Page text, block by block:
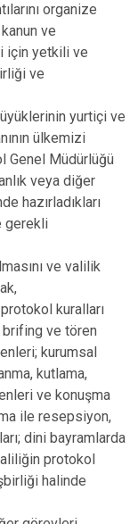
organize
ve
için yetkili ve
ve
yurtiçi ve
ülkemizi
Genel Müdürlüğü
veya diğer
hazırladıkları
gerekli
ve valilik
kuralları
brifing ve tören
kurumsal
kutlama,
ve konuşma
ile resepsiyon,
dini bayramlarda
protokol
halinde